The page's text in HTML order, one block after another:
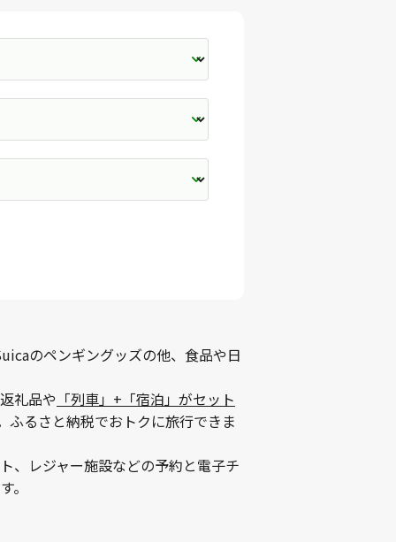
のペンギングッズの他、食品や日
礼品や 「列車」+「宿泊」がセット
ふるさと納税でおトクに旅行できま
、レジャー施設などの予約と電子チ
。